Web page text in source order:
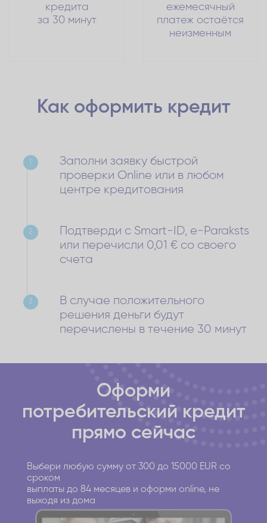
кредита
за 30 минут
ежемесячный
платеж остаётся
неизменным
Как оформить кредит
Заполни заявку быстрой
проверки Online или в любом
центре кредитования
2
Подтверди с Smart-ID, e-Paraksts
или перечисли 0,01 € со своего
счета
3
В случае положительного
решения деньги будут
перечислены в течение 30 минут
Оформи
потребительский кредит
прямо сейчас
Выбери любую сумму от 300 до 15000 EUR со
сроком
выплаты до 84 месяцев и оформи online, не
выходя из дома